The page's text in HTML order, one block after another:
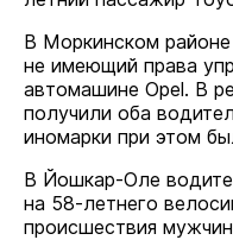
В Моркинском
не имеющий права
автомашине Opel. В
получили оба
иномарки при этом
В Йошкар-Оле
на 58-летнего
происшествия